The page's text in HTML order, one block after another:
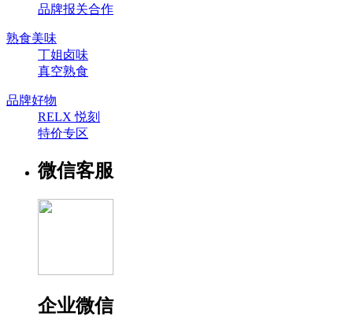
品牌报关合作
熟食美味
丁姐卤味
真空熟食
品牌好物
RELX 悦刻
特价专区
微信客服
企业微信